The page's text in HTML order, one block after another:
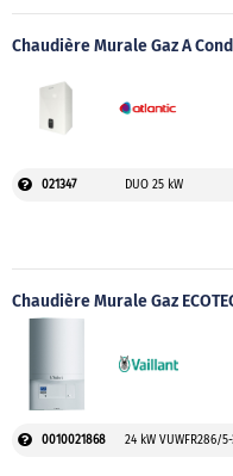
021347 DUO 25 kW
Chaudière Murale Gaz
0010021868 24 kW VUWFR286/